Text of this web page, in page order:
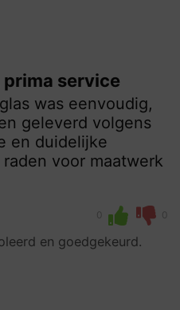
service
was eenvoudig,
geleverd volgens
en duidelijke
voor maatwerk
0 0
en goedgekeurd.